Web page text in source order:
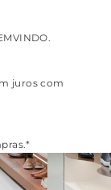
.
juros com